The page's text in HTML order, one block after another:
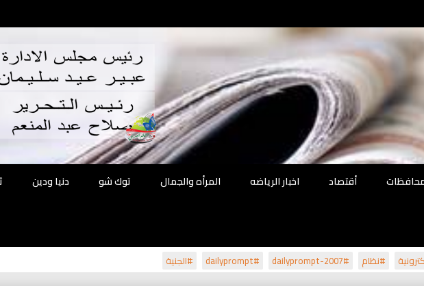
الحلم
أقتصاد اخبار الرياضه المرأه والجمال توك شو دنيا ودين
#نظام #dailyprompt-2007
#dailyprompt #الجنية